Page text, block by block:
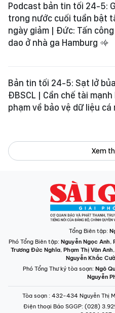
Podcast bản tin tối 24-5:
trong nước cuối tuần bật
ngày giảm | Đức: Tấn
dao ở nhà ga Hamburg
Bản tin tối 24-5: Sạt lở
ĐBSCL | Cần chế tài mạnh
phạm về bảo vệ dữ liệu cá
Xem
Tổng Biên tập:
Phó Tổng Biên tập: Nguyễn Ngọc Anh,
Trương Đức Nghĩa, Phạm Thị Vân Anh,
Nguyễn Khắc
Phó Tổng Thư ký tòa soạn: Ngô
Nguyễn
Tòa soạn : 432-434 Nguyễn Thị
Điện thoại Báo SGGP: (028)